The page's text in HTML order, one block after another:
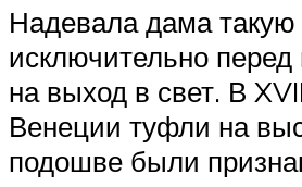
Надевала дама такую
исключительно перед
на выход в свет. В
Венеции туфли на
подошве были